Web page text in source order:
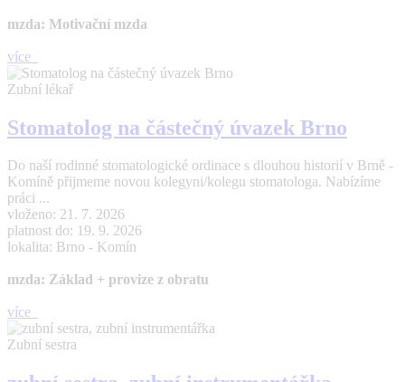
mzda: Motivační mzda
více
Zubní lékař
Stomatolog na částečný úvazek Brno
Do naší rodinné stomatologické ordinace s dlouhou historií v Brně -
Komíně přijmeme novou kolegyni/kolegu stomatologa. Nabízíme
práci ...
vloženo: 21. 7. 2026
platnost do: 19. 9. 2026
lokalita: Brno - Komín
mzda: Základ + provize z obratu
více
Zubní sestra